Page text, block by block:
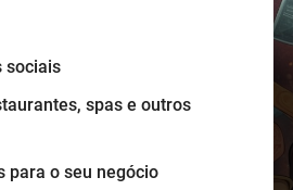
sociais
spas e outros
para o seu negócio